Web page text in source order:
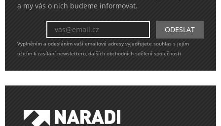
a my vás o nich budeme informovat.
Vyplněním a odesláním vaší emailové adresy vyjadřujete souhlas s jejím
užitím k zasílání newsletteru, dalších obchodních sdělení společnosti